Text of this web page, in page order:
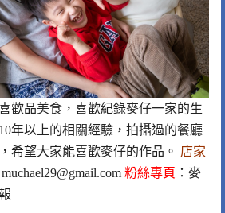
歡品美食，喜歡紀錄麥仔一家的生
年以上的相關經驗，拍攝過的餐廳
希望大家能喜歡麥仔的作品。 店家
muchael29@gmail.com 粉絲專頁 ： 麥